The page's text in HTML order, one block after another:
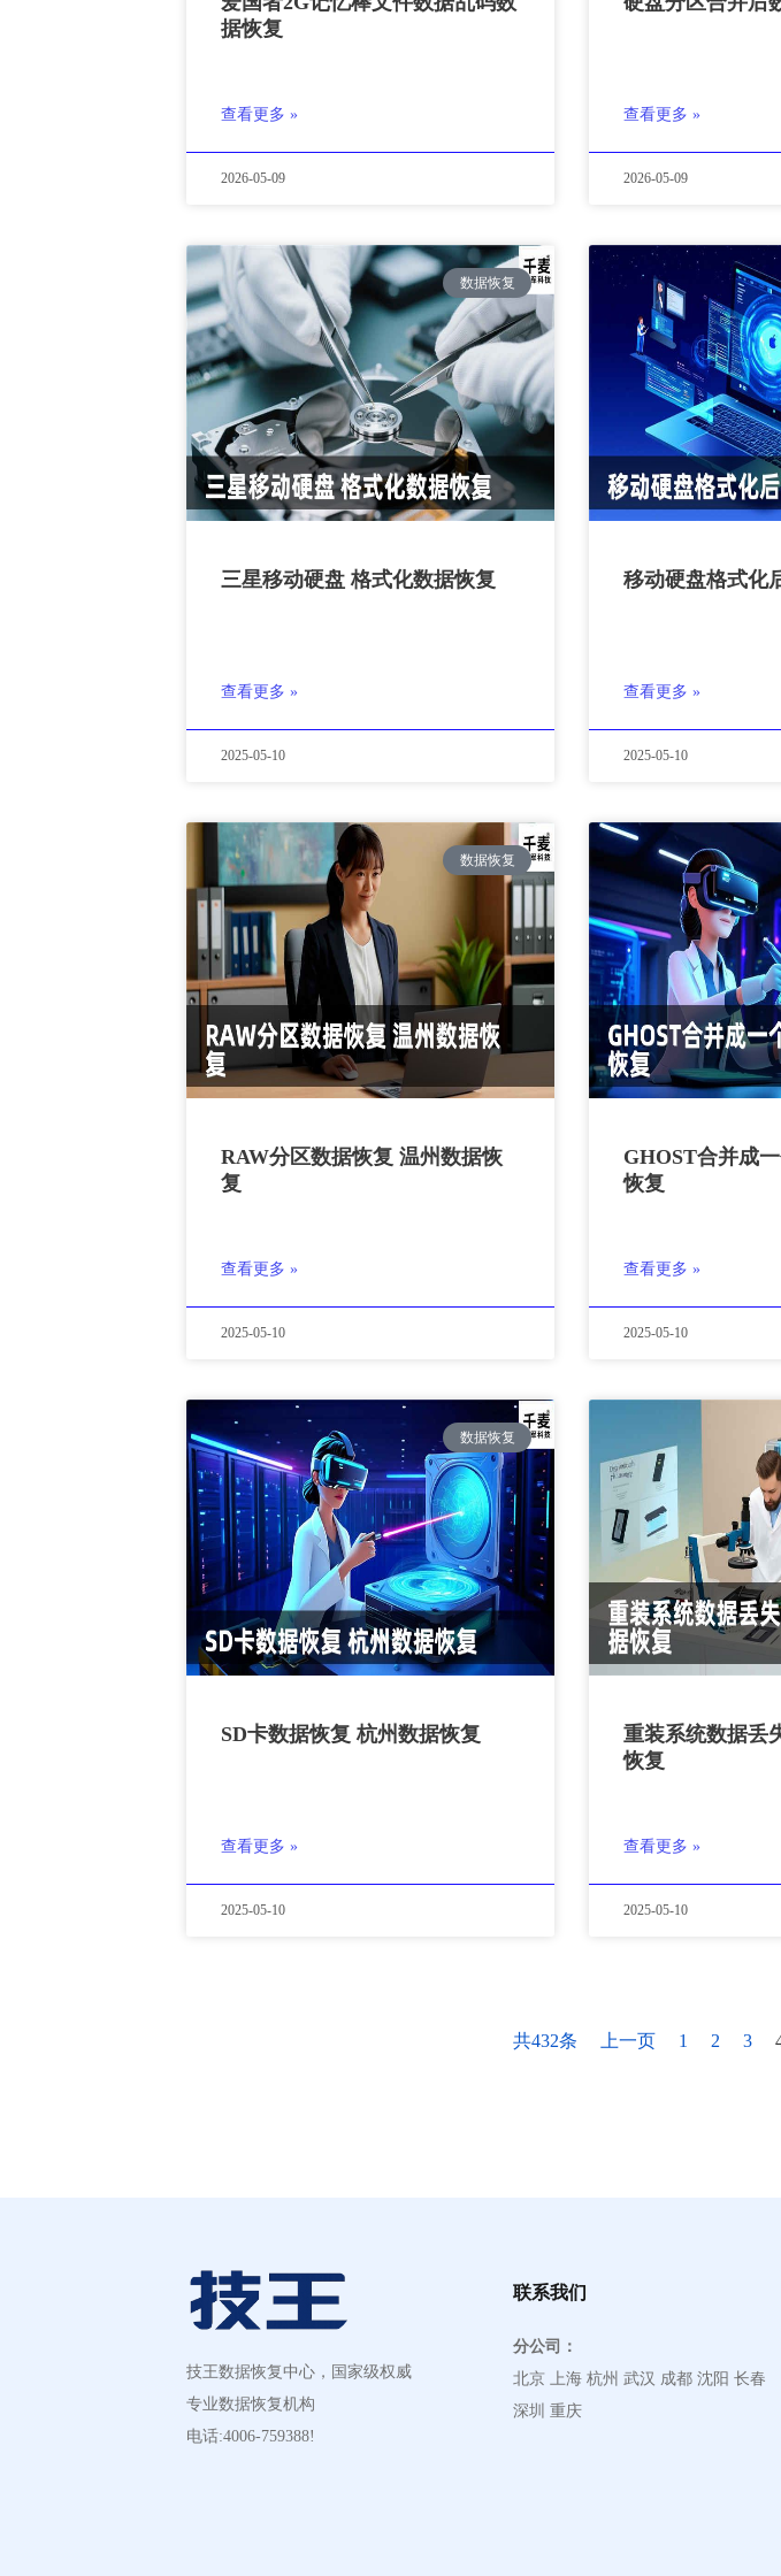
据恢复
查看更多 »
2026-05-09
查看更多 »
2026-05-09
数据恢复
三星移动硬盘 格式化数据恢复
查看更多 »
2025-05-10
移动硬盘格式化
查看更多 »
2025-05-10
数据恢复
RAW分区数据恢复 温州数据恢
复
查看更多 »
2025-05-10
GHOST合并成
恢复
查看更多 »
2025-05-10
数据恢复
SD卡数据恢复 杭州数据恢复
查看更多 »
2025-05-10
重装系统数据丢
恢复
查看更多 »
2025-05-10
共432条 上一页 1 2 3
技王数据恢复中心，国家级权威
专业数据恢复机构
电话:4006-759388!
联系我们
分公司：
北京 上海 杭州 武汉 成都 沈阳 长春
深圳 重庆